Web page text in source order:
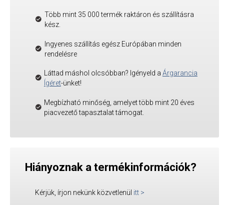
Több mint 35 000 termék raktáron és szállításra
kész.
Ingyenes szállítás egész Európában minden
rendelésre
Láttad máshol olcsóbban? Igényeld a Árgarancia
Ígéret-ünket!
Megbízható minőség, amelyet több mint 20 éves
piacvezető tapasztalat támogat.
Hiányoznak a termékinformációk?
Kérjük, írjon nekünk közvetlenül itt >